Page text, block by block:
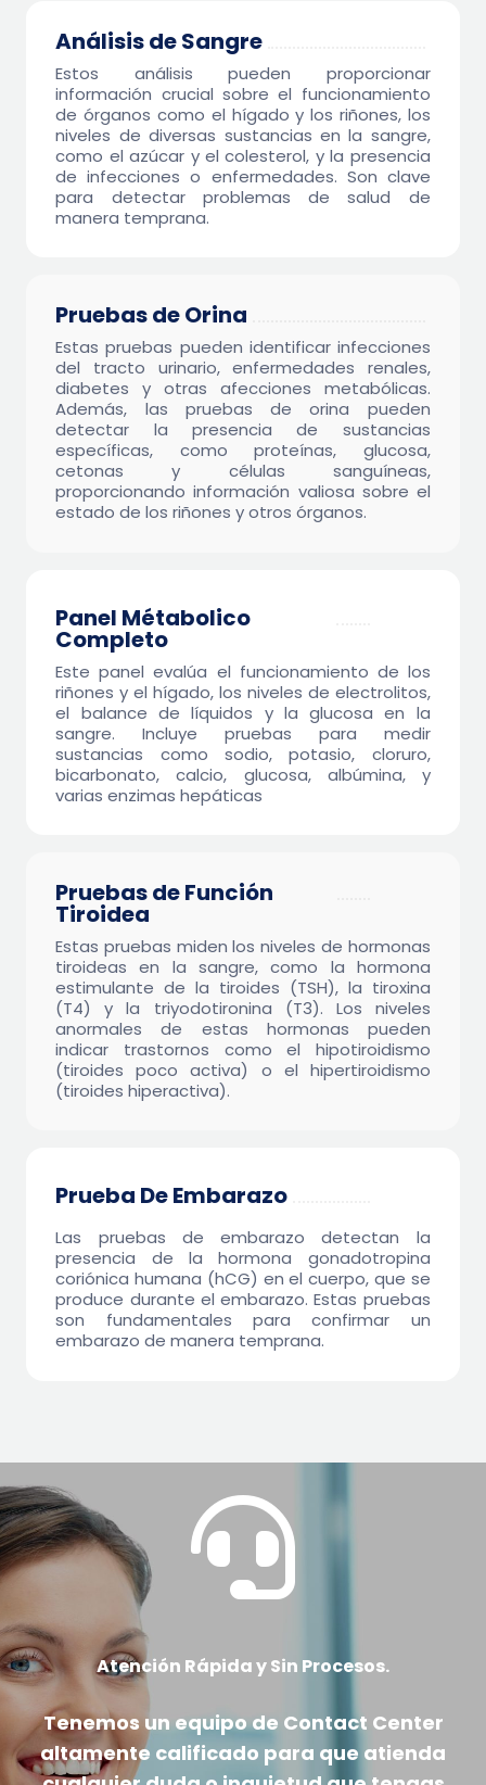
Análisis de Sangre
Estos análisis pueden proporcionar
información crucial sobre el funcionamiento
de órganos como el hígado y los riñones, los
niveles de diversas sustancias en la sangre,
como el azúcar y el colesterol, y la presencia
de infecciones o enfermedades. Son clave
para detectar problemas de salud de
manera temprana.
Pruebas de Orina
Estas pruebas pueden identificar infecciones
del tracto urinario, enfermedades renales,
diabetes y otras afecciones metabólicas.
Además, las pruebas de orina pueden
detectar la presencia de sustancias
específicas, como proteínas, glucosa,
cetonas y células sanguíneas,
proporcionando información valiosa sobre el
estado de los riñones y otros órganos.
Panel Métabolico
Completo
Este panel evalúa el funcionamiento de los
riñones y el hígado, los niveles de electrolitos,
el balance de líquidos y la glucosa en la
sangre. Incluye pruebas para medir
sustancias como sodio, potasio, cloruro,
bicarbonato, calcio, glucosa, albúmina, y
varias enzimas hepáticas
Pruebas de Función
Tiroidea
Estas pruebas miden los niveles de hormonas
tiroideas en la sangre, como la hormona
estimulante de la tiroides (TSH), la tiroxina
(T4) y la triyodotironina (T3). Los niveles
anormales de estas hormonas pueden
indicar trastornos como el hipotiroidismo
(tiroides poco activa) o el hipertiroidismo
(tiroides hiperactiva).
Prueba De Embarazo
Las pruebas de embarazo detectan la
presencia de la hormona gonadotropina
coriónica humana (hCG) en el cuerpo, que se
produce durante el embarazo. Estas pruebas
son fundamentales para confirmar un
embarazo de manera temprana.

Atención Rápida y Sin Procesos.
Tenemos un equipo de Contact Center
altamente calificado para que atienda